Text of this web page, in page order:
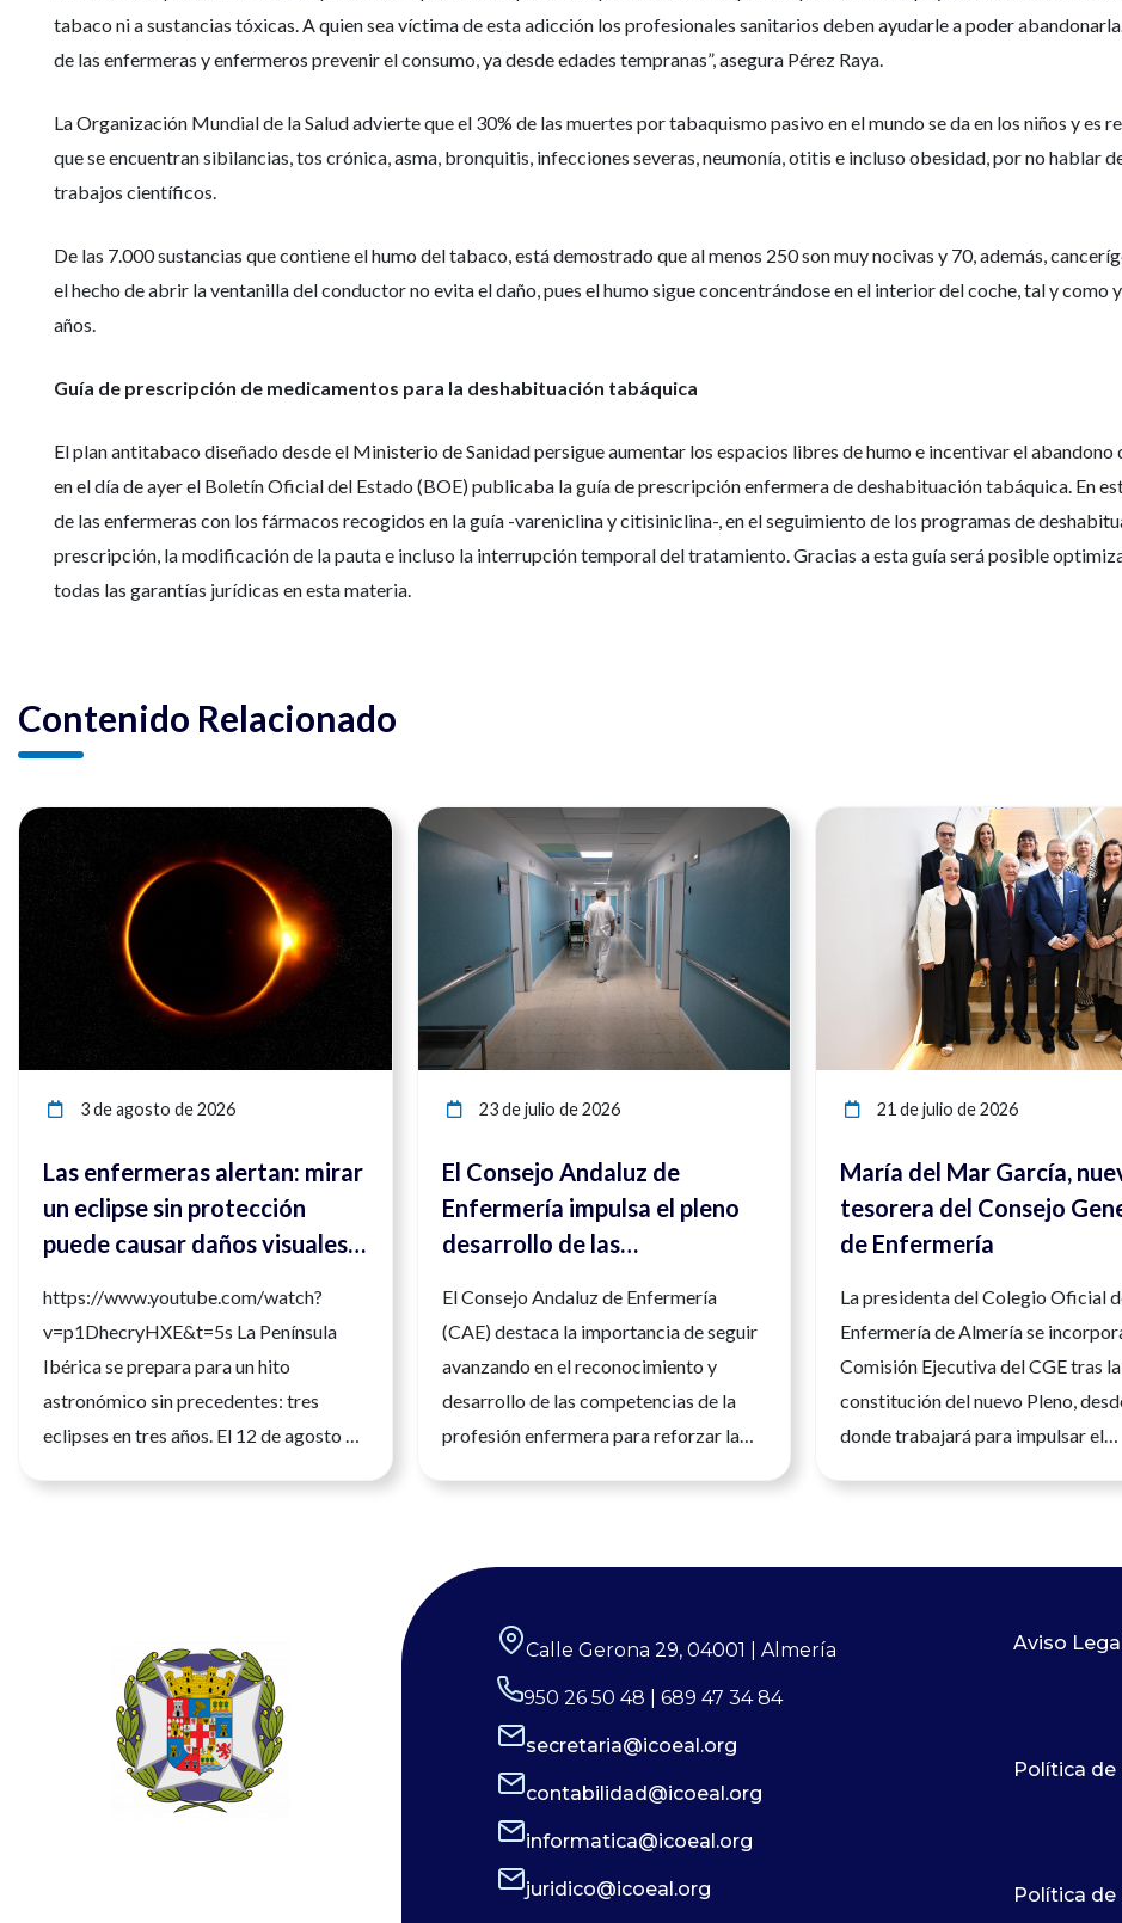
tabaco ni a sustancias tóxicas. A quien sea víctima de esta adicción los profesionales sanitarios deben ayudarle a poder
de las enfermeras y enfermeros prevenir el consumo, ya desde edades tempranas”, asegura Pérez Raya.
La Organización Mundial de la Salud advierte que el 30% de las muertes por tabaquismo pasivo en el mundo se da en los niños y es
que se encuentran sibilancias, tos crónica, asma, bronquitis, infecciones severas, neumonía, otitis e incluso obesidad, por no hablar
trabajos científicos.
De las 7.000 sustancias que contiene el humo del tabaco, está demostrado que al menos 250 son muy nocivas y 70, además,
el hecho de abrir la ventanilla del conductor no evita el daño, pues el humo sigue concentrándose en el interior del coche, tal y como
años.
Guía de prescripción de medicamentos para la deshabituación tabáquica
El plan antitabaco diseñado desde el Ministerio de Sanidad persigue aumentar los espacios libres de humo e incentivar el
en el día de ayer el Boletín Oficial del Estado (BOE) publicaba la guía de prescripción enfermera de deshabituación tabáquica. En
de las enfermeras con los fármacos recogidos en la guía -vareniclina y citisiniclina-, en el seguimiento de los programas de
prescripción, la modificación de la pauta e incluso la interrupción temporal del tratamiento. Gracias a esta guía será posible
todas las garantías jurídicas en esta materia.
Contenido Relacionado
3 de agosto de 2026
Las enfermeras alertan: mirar
un eclipse sin protección
puede causar daños visuales
https://www.youtube.com/watch?
v=p1DhecryHXE&t=5s La Península
Ibérica se prepara para un hito
astronómico sin precedentes: tres
eclipses en tres años. El 12 de agosto de
será fascinante, pero la seguridad visual
es un factor crítico que preocupa a los
expertos, y la diferencia entre un
recuerdo insuperable y una lesión
irreversible. Por ello, el Consejo
General de Enfermería (CGE), junto a la
Ver noticia
23 de julio de 2026
El Consejo Andaluz de
Enfermería impulsa el pleno
desarrollo de las
para reforzar la seguridad y
la calidad asistencial
El Consejo Andaluz de Enfermería
(CAE) destaca la importancia de seguir
avanzando en el reconocimiento y
desarrollo de las competencias de la
profesión enfermera para reforzar la
profesión sanitaria universitaria, con
humana cada vez más avanzada, que
desempeña un papel esencial en todos
los niveles del sistema sanitario. Su
desarrollo profesional permite ejercer
con plenitud sus competencias y
aportar su conocimiento específico al
cuidado de las personas, en
coordinación con el resto de
Ver noticia
21 de julio de 2026
María del Mar García,
tesorera del Consejo
de Enfermería
La presidenta del Colegio Oficial
Enfermería de Almería se
Comisión Ejecutiva del CGE tras la
constitución del nuevo Pleno,
donde trabajará para impulsar el
del Mar García Martín, ha tomado
Consejo General de Enfermería
nombramiento se ha producido
Calle Gerona 29, 04001 | Almería
950 26 50 48 | 689 47 34 84
secretaria@icoeal.org
contabilidad@icoeal.org
informatica@icoeal.org
juridico@icoeal.org
Aviso Legal
Política de
Política de